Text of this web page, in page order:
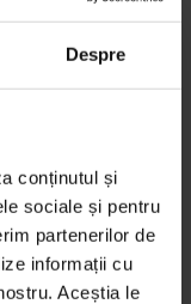
Despre
conținutul și
sociale și pentru
partenerilor de
informații cu
Aceștia le
a proiectului
participarea
Decât o
2013,
pentru
Trust for Civil
, sponsorizat
Fundația pentru